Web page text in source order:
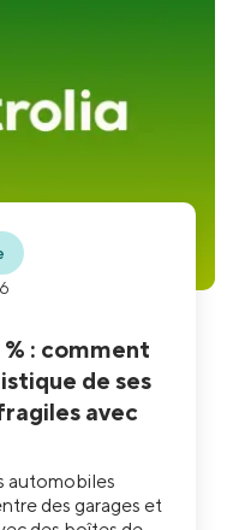
% : comment
de ses
avec
automobiles
des garages et